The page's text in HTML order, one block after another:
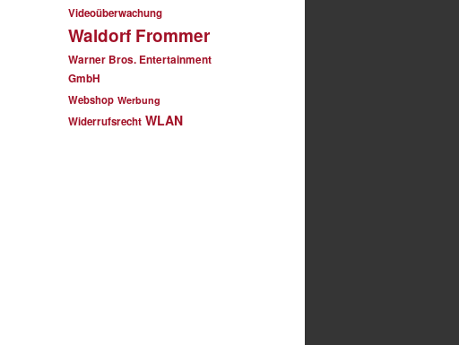
Videoüberwachung
Waldorf Frommer
Warner Bros. Entertainment
GmbH
Webshop Werbung
Widerrufsrecht WLAN